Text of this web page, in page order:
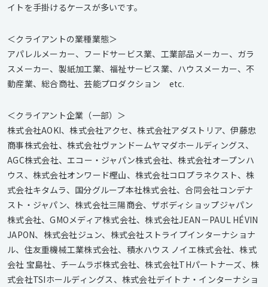
イトを手掛けるケースが多いです。
＜クライアントの業種業態＞
アパレルメーカー、フードサービス業、工業部品メーカー、ガラ
スメーカー、製紙加工業、福祉サービス業、ハウスメーカー、不
動産業、総合商社、芸能プロダクション etc.
＜クライアント企業（一部）＞
株式会社AOKI、株式会社アクセ、株式会社アダストリア、伊藤忠
商事株式会社、株式会社ヴァンドームヤマダホールディングス、
AGC株式会社、エコー・ジャパン株式会社、株式会社オープンハ
ウス、株式会社オンワード樫山、株式会社コロプラネクスト、株
式会社キタムラ、国分グループ本社株式会社、合同会社コンデナ
スト・ジャパン、株式会社三陽商会、ザボディショップジャパン
株式会社、GMOメディア株式会社、株式会社JEAN－PAUL HÉVIN
JAPON、株式会社ジュン、株式会社ストライプインターナショナ
ル、住友重機械工業株式会社、積水ハウス ノイエ株式会社、株式
会社 宝島社、チームラボ株式会社、株式会社THパートナーズ、株
式会社TSIホールディングス、株式会社デイトナ・インターナショ